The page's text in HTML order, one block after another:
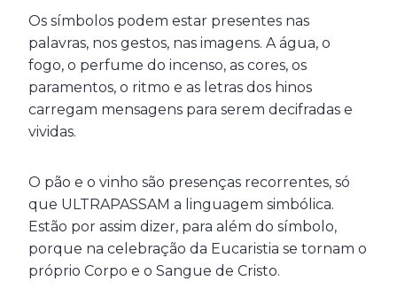
Os símbolos podem estar presentes nas
palavras, nos gestos, nas imagens. A água, o
fogo, o perfume do incenso, as cores, os
paramentos, o ritmo e as letras dos hinos
carregam mensagens para serem decifradas e
vividas.
O pão e o vinho são presenças recorrentes, só
que ULTRAPASSAM a linguagem simbólica.
Estão por assim dizer, para além do símbolo,
porque na celebração da Eucaristia se tornam o
próprio Corpo e o Sangue de Cristo.